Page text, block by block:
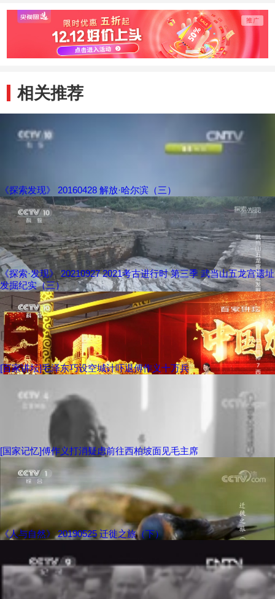
相关推荐
《探索发现》 20160428 解放·哈尔滨（三）
《探索·发现》 20210927 2021考古进行时 第三季 武当山五龙宫遗址
发掘纪实（三）
[百家讲坛]毛泽东巧设空城计吓退傅作义十万兵
[国家记忆]傅作义打消疑虑前往西柏坡面见毛主席
《人与自然》 20190525 迁徙之旅（下）